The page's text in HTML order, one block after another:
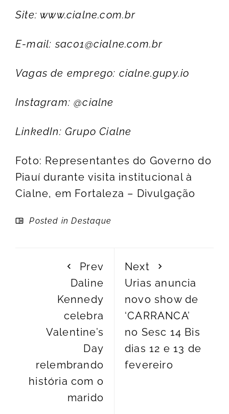
Site: www.cialne.com.br
E-mail:sac01@cialne.com.br
Vagas de emprego: cialne.gupy.io
Instagram: @cialne
LinkedIn: Grupo Cialne
Foto: Representantes do Governo do
Piauí durante visita institucional à
Cialne, em Fortaleza – Divulgação
Posted inDestaque
Prev
Daline
Kennedy
celebra
Valentine’s
Day
relembrando
história com o
marido
Next
Urias anuncia
novo show de
‘CARRANCA’
no Sesc 14 Bis
dias 12 e 13 de
fevereiro